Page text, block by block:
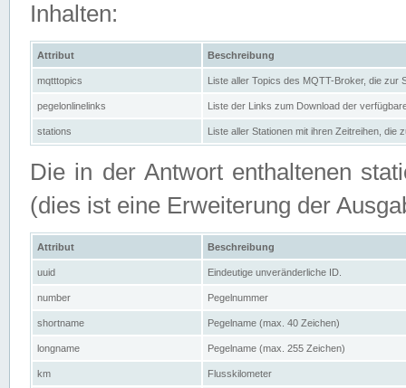
Inhalten:
Attribut Beschreibung
mqtttopics Liste aller Topics des MQTT-Broker, die zur
pegelonlinelinks Liste der Links zum Download der
stations Liste aller Stationen mit ihren Zeitreihen, die
Die in der Antwort enthaltenen
(dies ist eine Erweiterung der
Attribut Beschreibung
uuid Eindeutige unveränderliche ID.
number Pegelnummer
shortname Pegelname (max. 40 Zeichen)
longname Pegelname (max. 255 Zeichen)
km Flusskilometer